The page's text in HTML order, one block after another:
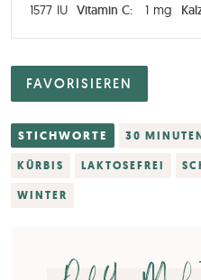
1577 IU Vitamin C: 1 mg
FAVORISIEREN
STICHWORTE 30
KÜRBIS LAKTOSEFREI
WINTER